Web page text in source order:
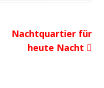
Nächster
Beitrag
Nachtquartier für
heute Nacht